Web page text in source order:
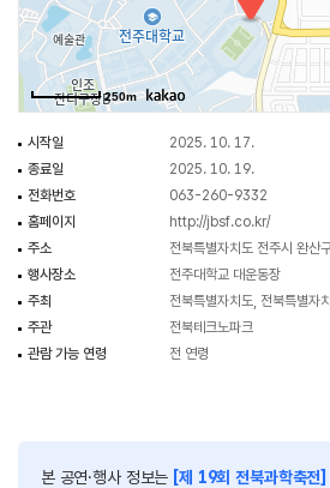
- 주요프로그램 : 제품 전시 (바이오, 이차전지, 디
탄소융복합, 스마트농생명 등)
- 부대 행사 및 프로그램 : VR체험 / 이동과학교
마술공연 등
250m
시작일
2025. 10. 17.
종료일
2025. 10. 19.
전화번호
063-260-9332
홈페이지
http://jbsf.co.kr/
주소
전북특별자치도 전주시 완
행사장소
전주대학교 대운동장
주최
전북특별자치도, 전북특별자
주관
전북테크노파크
관람 가능 연령
전 연령
본 공연·행사 정보는 [제 19회 전북과학축전]